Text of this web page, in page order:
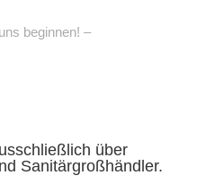
beginnen! –
über
Sanitärgroßhändler.